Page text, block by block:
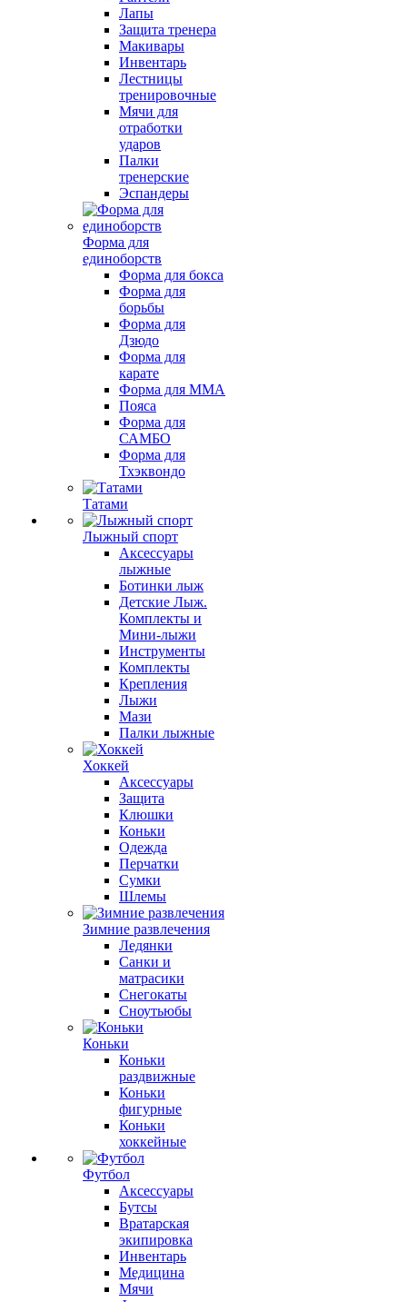
Лапы
Защита тренера
Макивары
Инвентарь
Лестницы
тренировочные
Мячи для
отработки
ударов
Палки
тренерские
Эспандеры
Форма для
единоборств
Форма для бокса
Форма для
борьбы
Форма для
Дзюдо
Форма для
карате
Форма для MMA
Пояса
Форма для
САМБО
Форма для
Тхэквондо
Татами
Лыжный спорт
Аксессуары
лыжные
Ботинки лыж
Детские Лыж.
Комплекты и
Мини-лыжи
Инструменты
Комплекты
Крепления
Лыжи
Мази
Палки лыжные
Хоккей
Аксессуары
Защита
Клюшки
Коньки
Одежда
Перчатки
Сумки
Шлемы
Зимние развлечения
Ледянки
Санки и
матрасики
Снегокаты
Сноутьюбы
Коньки
Коньки
раздвижные
Коньки
фигурные
Коньки
хоккейные
Футбол
Аксессуары
Бутсы
Вратарская
экипировка
Инвентарь
Медицина
Мячи